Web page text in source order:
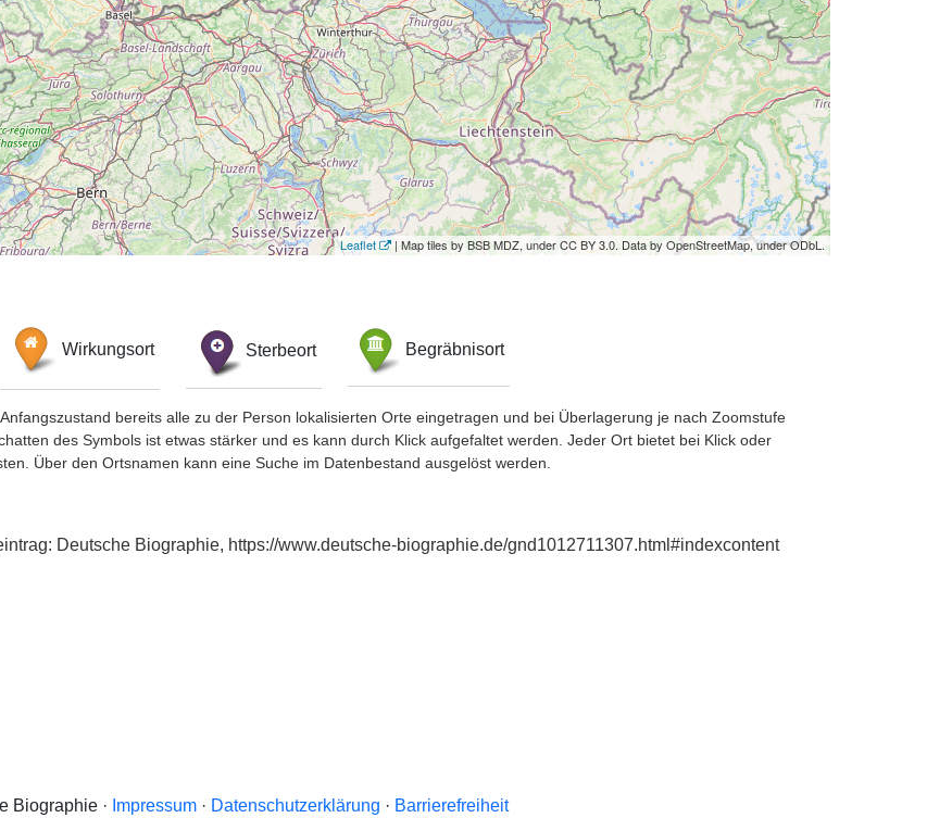
Leaflet | Map tiles by BSB MDZ, under CC BY 3.0. Data by OpenStreetMap, under ODbL.
Wirkungsort Sterbeort Begräbnisort
bereits alle zu der Person lokalisierten Orte eingetragen und bei Überlagerung je nach Zoomstufe
des Symbols ist etwas stärker und es kann durch Klick aufgefaltet werden. Jeder Ort bietet bei Klick oder
Über den Ortsnamen kann eine Suche im Datenbestand ausgelöst werden.
Deutsche Biographie, https://www.deutsche-biographie.de/gnd1012711307.html#indexcontent
Biographie · Impressum · Datenschutzerklärung · Barrierefreiheit